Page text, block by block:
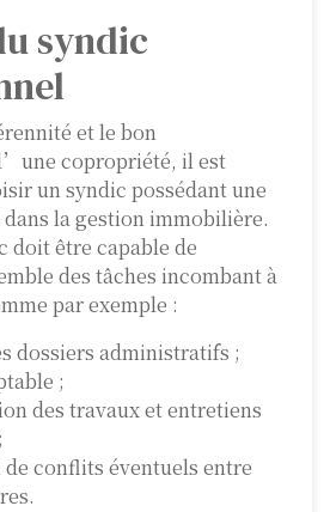
syndic
et le bon
copropriété, il est
un syndic possédant une
la gestion immobilière.
doit être capable de
des tâches incombant à
par exemple :
dossiers administratifs ;
;
des travaux et entretiens
conflits éventuels entre